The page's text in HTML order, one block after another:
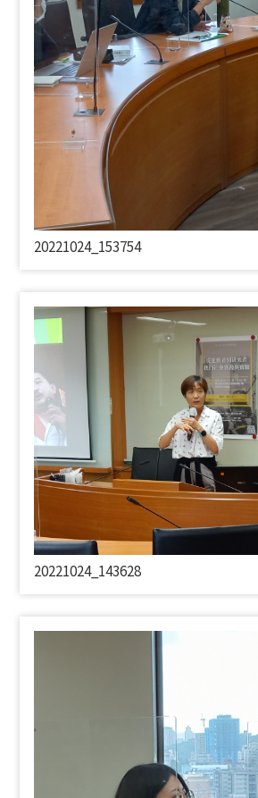
20221024_153754
20221024_143628